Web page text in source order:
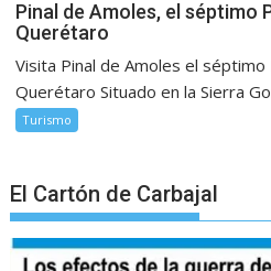
Pinal de Amoles, el séptimo
Querétaro
Visita Pinal de Amoles el
Querétaro Situado en la Sierra
Turismo
El Cartón de Carbajal